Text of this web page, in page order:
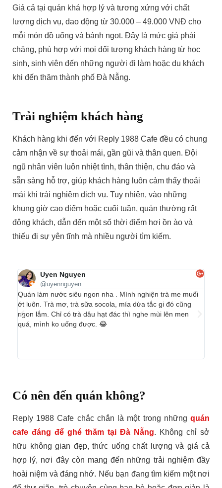
Giá cả tại quán khá hợp lý và tương xứng với chất
lượng dịch vụ, dao động từ 30.000 – 49.000 VNĐ cho
mỗi món đồ uống và bánh ngọt. Đây là mức giá phải
chăng, phù hợp với mọi đối tượng khách hàng từ học
sinh, sinh viên đến những người đi làm hoặc du khách
khi đến thăm thành phố Đà Nẵng.
Trải nghiệm khách hàng
Khách hàng khi đến với Reply 1988 Cafe đều có chung
cảm nhận về sự thoải mái, gần gũi và thân quen. Đội
ngũ nhân viên luôn nhiệt tình, thân thiện, chu đáo và
sẵn sàng hỗ trợ, giúp khách hàng luôn cảm thấy thoải
mái khi trải nghiệm dịch vụ. Tuy nhiên, vào những
khung giờ cao điểm hoặc cuối tuần, quán thường rất
đông khách, dẫn đến một số thời điểm hơi ồn ào và
thiếu đi sự yên tĩnh mà nhiều người tìm kiếm.
Uyen Nguyen
@uyennguyen
Quán làm nước siêu ngon nha . Mình nghiện trà me muối
ớt luôn. Trà mơ, trà sữa socola, mía dừa tắc gi đó cũng
ngon lắm. Chỉ có trà dâu hạt đác thì nghe mùi lên men
quá, mình ko uống được. 😂
Có nên đến quán không?
Reply 1988 Cafe chắc chắn là một trong những quán
cafe đáng để ghé thăm tại Đà Nẵng. Không chỉ sở
hữu không gian đẹp, thức uống chất lượng và giá cả
hợp lý, nơi đây còn mang đến những trải nghiệm đầy
hoài niệm và đáng nhớ. Nếu bạn đang tìm kiếm một nơi